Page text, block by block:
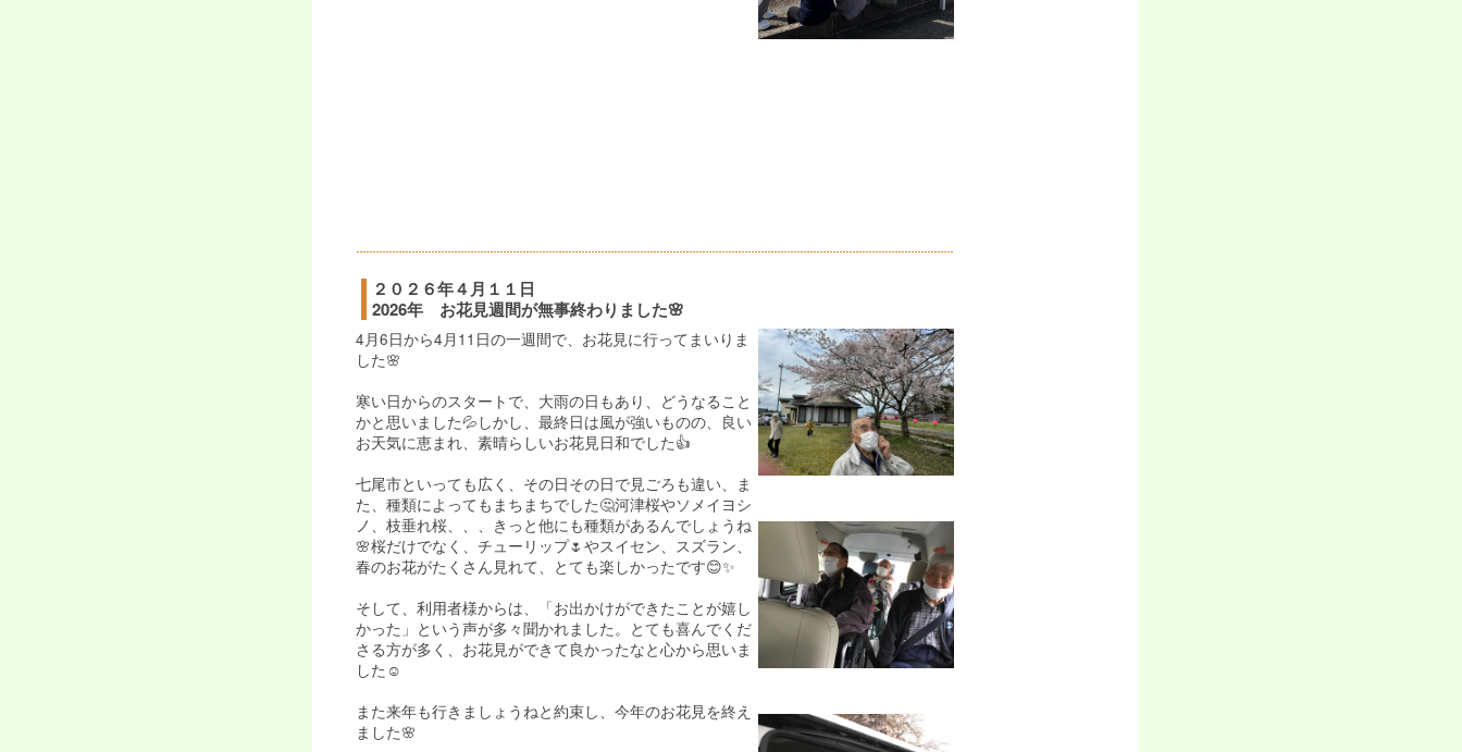
２０２６年４月１１日
2026年 お花見週間が無事終わりました🌸
4月6日から4月11日の一週間で、お花見に行ってまいりま
した🌸
寒い日からのスタートで、大雨の日もあり、どうなること
かと思いました💦しかし、最終日は風が強いものの、良い
お天気に恵まれ、素晴らしいお花見日和でした👍
七尾市といっても広く、その日その日で見ごろも違い、ま
た、種類によってもまちまちでした🤔河津桜やソメイヨシ
ノ、枝垂れ桜、、、きっと他にも種類があるんでしょうね
🌸桜だけでなく、チューリップ🌷やスイセン、スズラン、
春のお花がたくさん見れて、とても楽しかったです😊✨
そして、利用者様からは、「お出かけができたことが嬉し
かった」という声が多々聞かれました。とても喜んでくだ
さる方が多く、お花見ができて良かったなと心から思いま
した☺️
また来年も行きましょうねと約束し、今年のお花見を終え
ました🌸